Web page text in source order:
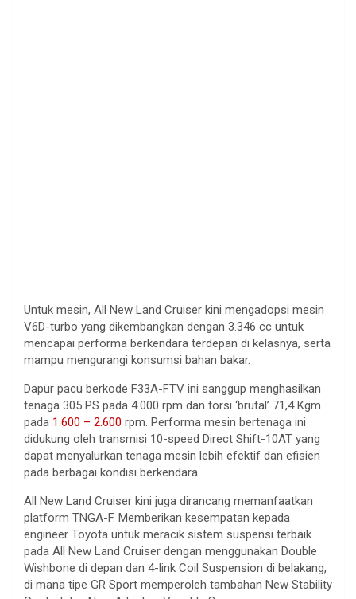
Untuk mesin, All New Land Cruiser kini mengadopsi mesin
V6D-turbo yang dikembangkan dengan 3.346 cc untuk
mencapai performa berkendara terdepan di kelasnya, serta
mampu mengurangi konsumsi bahan bakar.
Dapur pacu berkode F33A-FTV ini sanggup menghasilkan
tenaga 305 PS pada 4.000 rpm dan torsi ‘brutal’ 71,4 Kgm
pada 1.600 – 2.600 rpm. Performa mesin bertenaga ini
didukung oleh transmisi 10-speed Direct Shift-10AT yang
dapat menyalurkan tenaga mesin lebih efektif dan efisien
pada berbagai kondisi berkendara.
All New Land Cruiser kini juga dirancang memanfaatkan
platform TNGA-F. Memberikan kesempatan kepada
engineer Toyota untuk meracik sistem suspensi terbaik
pada All New Land Cruiser dengan menggunakan Double
Wishbone di depan dan 4-link Coil Suspension di belakang,
di mana tipe GR Sport memperoleh tambahan New Stability